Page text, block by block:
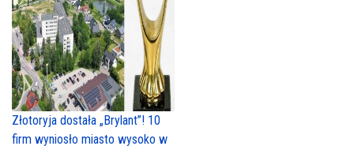
Złotoryja dostała „Brylant”! 10
firm wyniosło miasto wysoko w